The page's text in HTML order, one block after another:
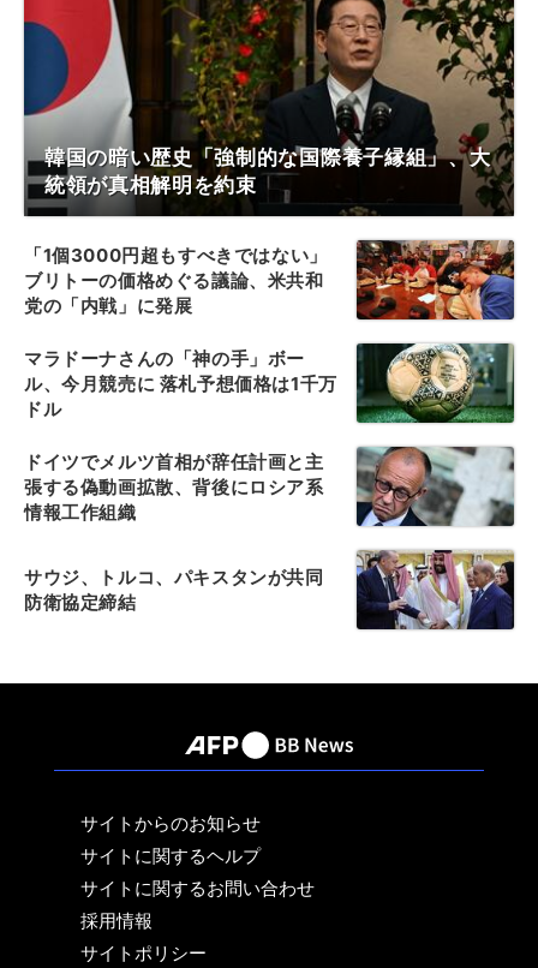
韓国の暗い歴史「強制的な国際養子縁組」、大
統領が真相解明を約束
「1個3000円超もすべきではない」
ブリトーの価格めぐる議論、米共和
党の「内戦」に発展
マラドーナさんの「神の手」ボー
ル、今月競売に 落札予想価格は1千万
ドル
ドイツでメルツ首相が辞任計画と主
張する偽動画拡散、背後にロシア系
情報工作組織
サウジ、トルコ、パキスタンが共同
防衛協定締結
サイトからのお知らせ
サイトに関するヘルプ
サイトに関するお問い合わせ
採用情報
サイトポリシー